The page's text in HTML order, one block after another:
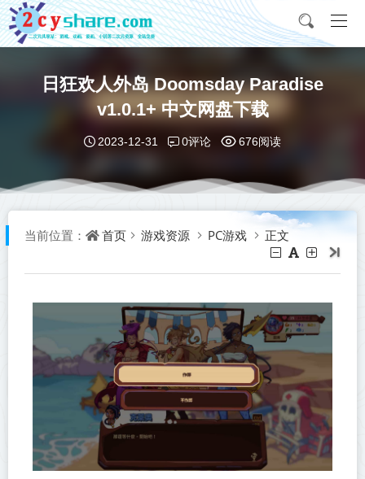
日狂欢人外岛 Doomsday Paradise
v1.0.1+ 中文网盘下载
2023-12-31 0评论 676阅读
当前位置： 首页 游戏资源 PC游戏 正文